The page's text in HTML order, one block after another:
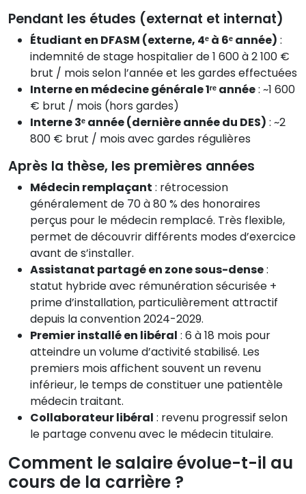
Pendant les études (externat et internat)
Étudiant en DFASM (externe, 4ᵉ à 6ᵉ année) :
indemnité de stage hospitalier de 1 600 à 2 100 €
brut / mois selon l’année et les gardes effectuées
Interne en médecine générale 1ʳᵉ année: ~1 600
€ brut / mois (hors gardes)
Interne 3ᵉ année (dernière année du DES) : ~2
800 € brut / mois avec gardes régulières
Après la thèse, les premières années
Médecin remplaçant : rétrocession
généralement de 70 à 80 % des honoraires
perçus pour le médecin remplacé. Très flexible,
permet de découvrir différents modes d’exercice
avant de s’installer.
Assistanat partagé en zone sous-dense:
statut hybride avec rémunération sécurisée +
prime d’installation, particulièrement attractif
depuis la convention 2024-2029.
Premier installé en libéral : 6 à 18 mois pour
atteindre un volume d’activité stabilisé. Les
premiers mois affichent souvent un revenu
inférieur, le temps de constituer une patientèle
médecin traitant.
Collaborateur libéral : revenu progressif selon
le partage convenu avec le médecin titulaire.
Comment le salaire évolue-t-il au
cours de la carrière ?